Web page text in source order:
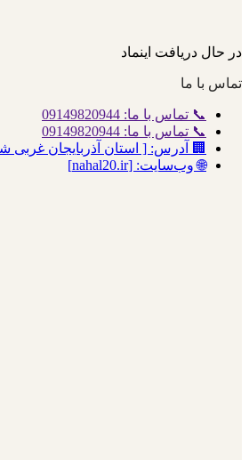
در حال دریافت اینماد
تماس با ما
📞 تماس با ما: 09149820944
📞 تماس با ما: 09149820944
🏢 آدرس: [ استان آذربایجان غربی
🌐 وب‌سایت: [nahal20.ir]